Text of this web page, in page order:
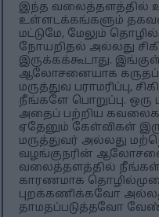
இந்த வலைத்தளத்தில்
உள்ளடக்கங்களும்
மட்டுமே, மேலும்
நோயறிதல் அல்லது
இருக்கக்கூடாது.
ஆலோசனையாக
மருத்துவ பராமரிப்பு,
நீங்களே பொறுப்பு. ஒரு
அதைப் பற்றிய
ஏதேனும் கேள்விகள்
மருத்துவர் அல்லது
வழங்குநரின்
வலைத்தளத்தில் நீங்கள்
காரணமாக
புறக்கணிக்கவோ
தாமதப்படுத்தவோ